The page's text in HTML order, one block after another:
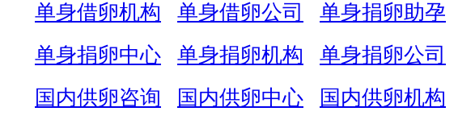
单身借卵机构
单身借卵公司 单身捐卵助孕
单身捐卵中心
单身捐卵机构 单身捐卵公司
国内供卵咨询
国内供卵中心 国内供卵机构